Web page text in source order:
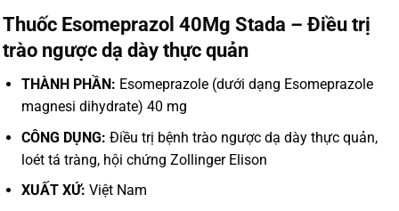
Thuốc Esomeprazol 40Mg Stada – Điều trị
trào ngược dạ dày thực quản
THÀNH PHẦN: Esomeprazole (dưới dạng Esomeprazole
magnesi dihydrate) 40 mg
CÔNG DỤNG: Điều trị bệnh trào ngược dạ dày thực quản,
loét tá tràng, hội chứng Zollinger Elison
XUẤT XỨ: Việt Nam